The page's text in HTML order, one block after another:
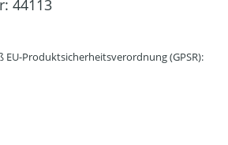
44113
EU-Produktsicherheitsverordnung (GPSR):